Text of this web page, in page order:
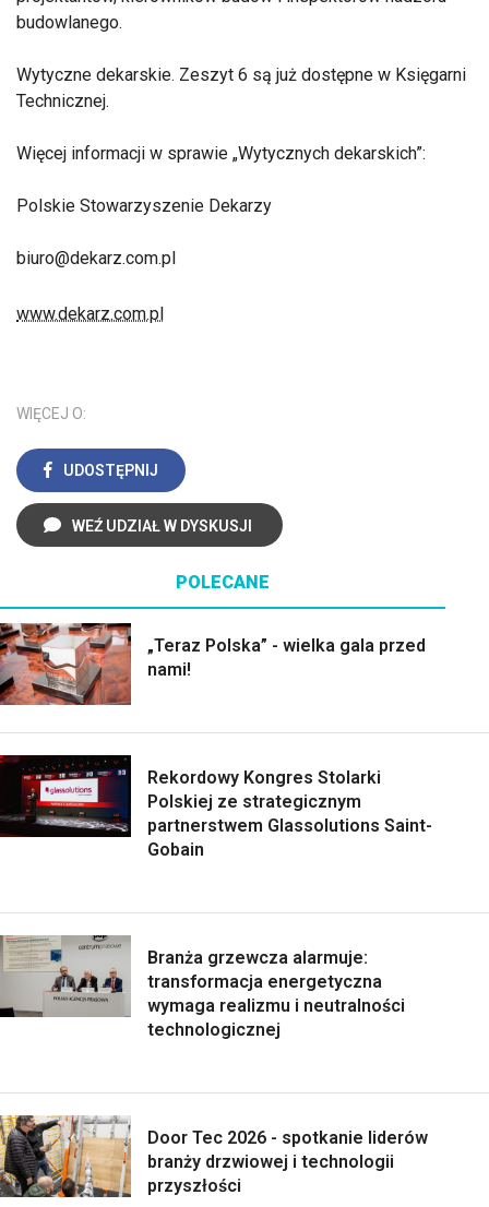
budowlanego.
Wytyczne dekarskie. Zeszyt 6 są już dostępne w Księgarni
Technicznej.
Więcej informacji w sprawie „Wytycznych dekarskich”:
Polskie Stowarzyszenie Dekarzy
biuro@dekarz.com.pl
www.dekarz.com.pl
WIĘCEJ O:
UDOSTĘPNIJ
WEŹ UDZIAŁ W DYSKUSJI
POLECANE
„Teraz Polska” - wielka gala przed
nami!
Rekordowy Kongres Stolarki
Polskiej ze strategicznym
partnerstwem Glassolutions Saint-
Gobain
Branża grzewcza alarmuje:
transformacja energetyczna
wymaga realizmu i neutralności
technologicznej
Door Tec 2026 - spotkanie liderów
branży drzwiowej i technologii
przyszłości